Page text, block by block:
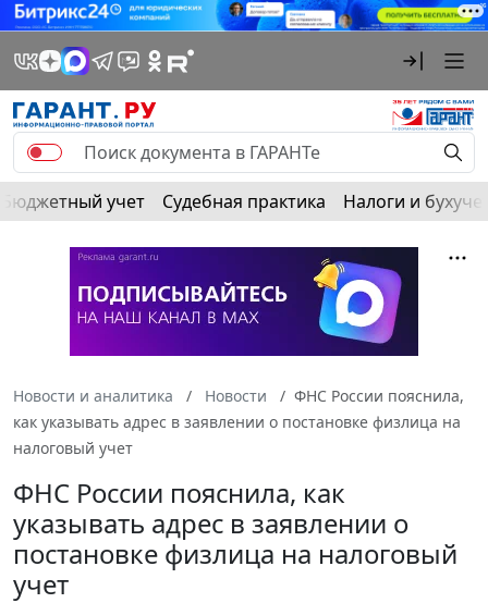
Бюджетный учет Судебная практика Налоги и
Новости и аналитика Новости
ФНС России пояснила,
как указывать адрес в заявлении о постановке физлица на
налоговый учет
ФНС России пояснила, как
указывать адрес в заявлении о
постановке физлица на налоговый
учет